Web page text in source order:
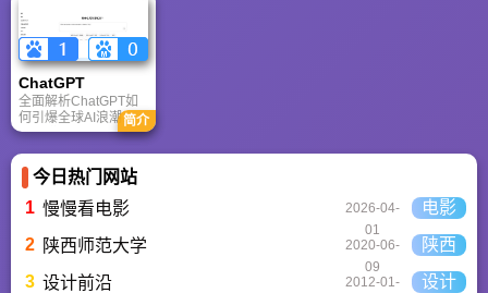
ChatGPT‌
全面解析ChatGPT如
何引爆全球AI浪潮！
通俗讲解神经网络、
核心技术，带您轻松
看懂大语言模型如何
重塑未来。
简介
今日热门网站
1 慢慢看电影
2026-04-
01
电影
2 陕西师范大学
2020-06-
09
陕西
3 设计前沿
2012-01-
设计